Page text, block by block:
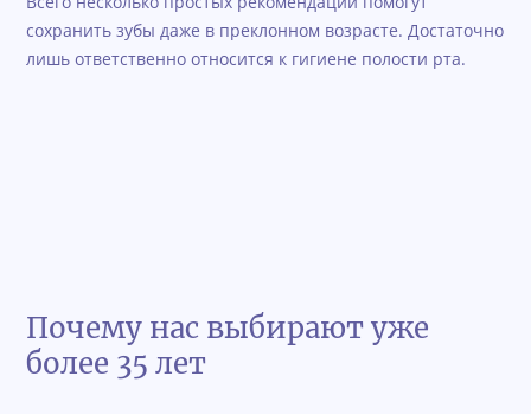
сохранить зубы даже в преклонном возрасте. Достаточно
лишь ответственно относится к гигиене полости рта.
Почему нас выбирают уже
более 35 лет